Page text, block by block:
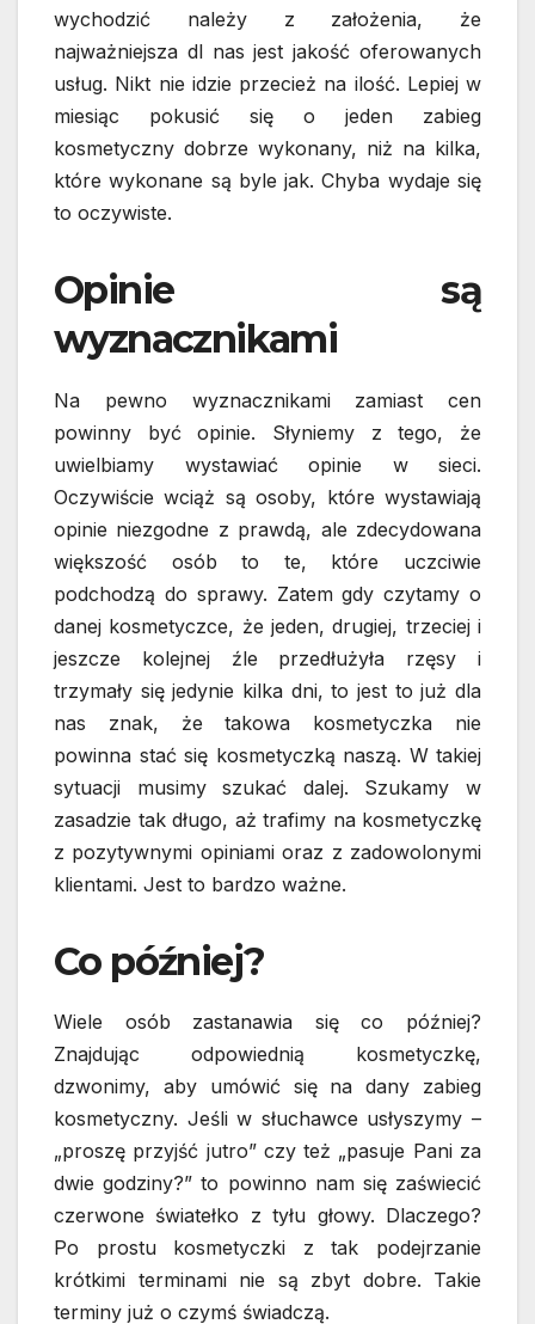
wychodzić należy z założenia, że
najważniejsza dl nas jest jakość oferowanych
usług. Nikt nie idzie przecież na ilość. Lepiej w
miesiąc pokusić się o jeden zabieg
kosmetyczny dobrze wykonany, niż na kilka,
które wykonane są byle jak. Chyba wydaje się
to oczywiste.
Opinie są
wyznacznikami
Na pewno wyznacznikami zamiast cen
powinny być opinie. Słyniemy z tego, że
uwielbiamy wystawiać opinie w sieci.
Oczywiście wciąż są osoby, które wystawiają
opinie niezgodne z prawdą, ale zdecydowana
większość osób to te, które uczciwie
podchodzą do sprawy. Zatem gdy czytamy o
danej kosmetyczce, że jeden, drugiej, trzeciej i
jeszcze kolejnej źle przedłużyła rzęsy i
trzymały się jedynie kilka dni, to jest to już dla
nas znak, że takowa kosmetyczka nie
powinna stać się kosmetyczką naszą. W takiej
sytuacji musimy szukać dalej. Szukamy w
zasadzie tak długo, aż trafimy na kosmetyczkę
z pozytywnymi opiniami oraz z zadowolonymi
klientami. Jest to bardzo ważne.
Co później?
Wiele osób zastanawia się co później?
Znajdując odpowiednią kosmetyczkę,
dzwonimy, aby umówić się na dany zabieg
kosmetyczny. Jeśli w słuchawce usłyszymy –
„proszę przyjść jutro” czy też „pasuje Pani za
dwie godziny?” to powinno nam się zaświecić
czerwone światełko z tyłu głowy. Dlaczego?
Po prostu kosmetyczki z tak podejrzanie
krótkimi terminami nie są zbyt dobre. Takie
terminy już o czymś świadczą.